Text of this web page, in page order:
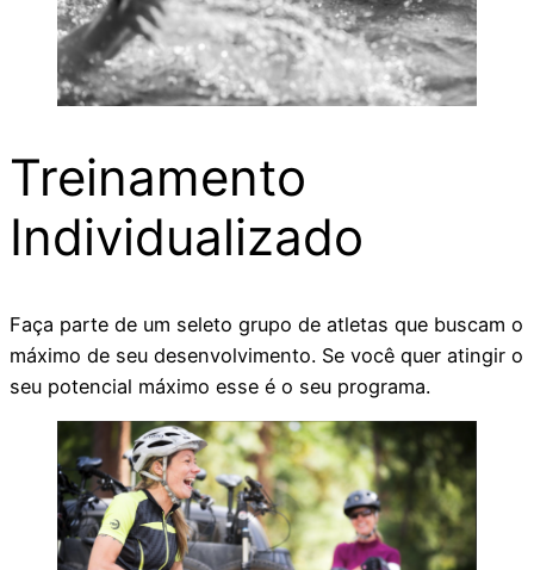
Treinamento
Individualizado
Faça parte de um seleto grupo de atletas que buscam o
máximo de seu desenvolvimento. Se você quer atingir o
seu potencial máximo esse é o seu programa.